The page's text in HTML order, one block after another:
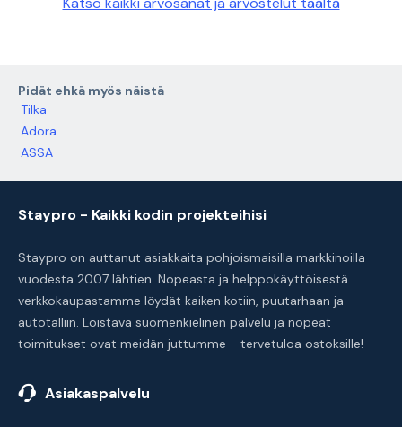
Pidät ehkä myös näistä
Tilka
Adora
ASSA
Staypro - Kaikki kodin projekteihisi
Staypro on auttanut asiakkaita pohjoismaisilla markkinoilla
vuodesta 2007 lähtien. Nopeasta ja helppokäyttöisestä
verkkokaupastamme löydät kaiken kotiin, puutarhaan ja
autotalliin. Loistava suomenkielinen palvelu ja nopeat
toimitukset ovat meidän juttumme - tervetuloa ostoksille!
Asiakaspalvelu